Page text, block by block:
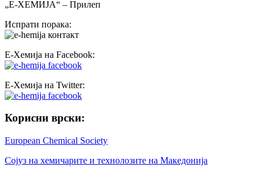
„Е-ХЕМИЈА“ – Прилеп
Испрати порака:
Е-Хемија на Facebook:
Е-Хемија на Twitter:
Корисни врски:
European Chemical Society
Сојуз на хемичарите и технолозите на Македонија